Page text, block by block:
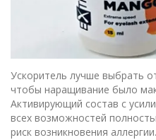
Ускоритель лучше выбрать
чтобы наращивание было
Активирующий состав с
всех возможностей
риск возникновения аллергии.